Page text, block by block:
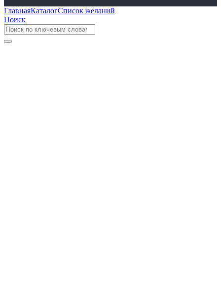
ГлавнаяКаталогСписок желаний
Поиск